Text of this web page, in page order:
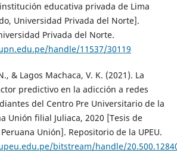
educativa privada de Lima
Universidad Privada del Norte].
Privada del Norte.
handle/11537/30119
& Lagos Machaca, V. K. (2021). La
predictivo en la adicción a redes
del Centro Pre Universitario de la
Unión filial Juliaca, 2020 [Tesis de
Unión]. Repositorio de la UPEU.
bitstream/handle/